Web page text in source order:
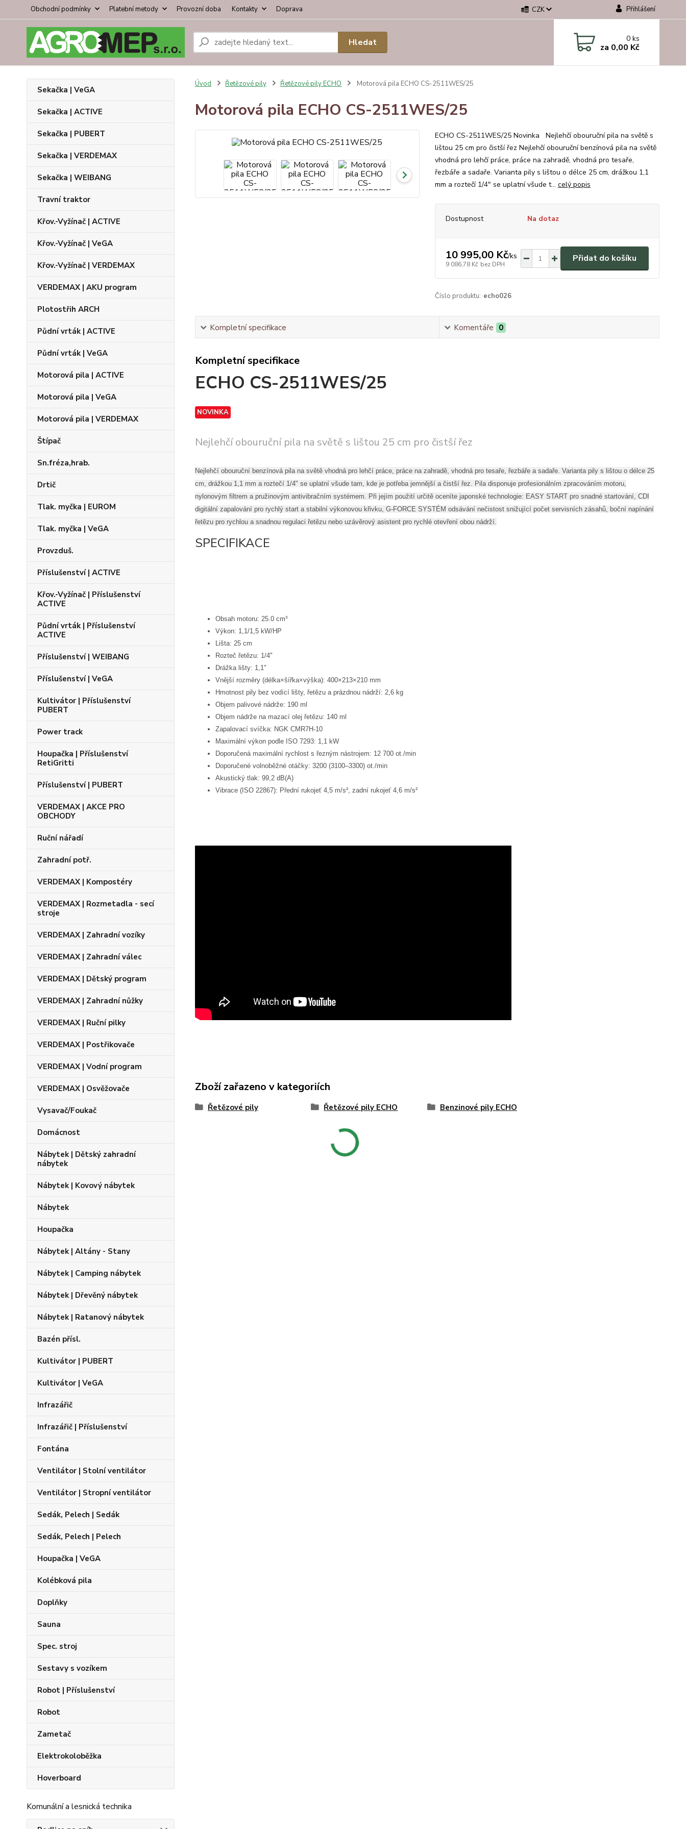
Obchodní podmínky Platební metody Provozní doba Kontakty Doprava CZK Přihlášení
Hledat 0ks
za 0,00 Kč
Sekačka | VeGA
Sekačka | ACTIVE
Sekačka | PUBERT
Sekačka | VERDEMAX
Sekačka | WEIBANG
Travní traktor
Křov.-Vyžínač | ACTIVE
Křov.-Vyžínač | VeGA
Křov.-Vyžínač | VERDEMAX
VERDEMAX | AKU program
Plotostřih ARCH
Půdní vrták | ACTIVE
Půdní vrták | VeGA
Motorová pila | ACTIVE
Motorová pila | VeGA
Motorová pila | VERDEMAX
Štípač
Sn.fréza,hrab.
Drtič
Tlak. myčka | EUROM
Tlak. myčka | VeGA
Provzduš.
Příslušenství | ACTIVE
Křov.-Vyžínač | Příslušenství
ACTIVE
Půdní vrták | Příslušenství
ACTIVE
Příslušenství | WEIBANG
Příslušenství | VeGA
Kultivátor | Příslušenství
PUBERT
Power track
Houpačka | Příslušenství
RetiGritti
Příslušenství | PUBERT
VERDEMAX | AKCE PRO
OBCHODY
Ruční nářadí
Zahradní potř.
VERDEMAX | Kompostéry
VERDEMAX | Rozmetadla - secí
stroje
VERDEMAX | Zahradní vozíky
VERDEMAX | Zahradní válec
VERDEMAX | Dětský program
VERDEMAX | Zahradní nůžky
VERDEMAX | Ruční pilky
VERDEMAX | Postřikovače
VERDEMAX | Vodní program
VERDEMAX | Osvěžovače
Vysavač/Foukač
Domácnost
Nábytek | Dětský zahradní
nábytek
Nábytek | Kovový nábytek
Nábytek
Houpačka
Nábytek | Altány - Stany
Nábytek | Camping nábytek
Nábytek | Dřevěný nábytek
Nábytek | Ratanový nábytek
Bazén přísl.
Kultivátor | PUBERT
Kultivátor | VeGA
Infrazářič
Infrazářič | Příslušenství
Fontána
Ventilátor | Stolní ventilátor
Ventilátor | Stropní ventilátor
Sedák, Pelech | Sedák
Sedák, Pelech | Pelech
Houpačka | VeGA
Kolébková pila
Doplňky
Sauna
Spec. stroj
Sestavy s vozíkem
Robot | Příslušenství
Robot
Zametač
Elektrokoloběžka
Hoverboard
Komunální a lesnická technika
Úvod Řetězové pily Řetězové pily ECHO Motorová pila ECHO CS-2511WES/25
Motorová pila ECHO CS-2511WES/25
ECHO CS-2511WES/25 Novinka Nejlehčí obouruční pila na světě s
lištou 25 cm pro čistší řez Nejlehčí obouruční benzínová pila na světě
vhodná pro lehčí práce, práce na zahradě, vhodná pro tesaře,
řezbáře a sadaře. Varianta pily s lištou o délce 25 cm, drážkou 1,1
mm a roztečí 1/4" se uplatní všude t... celý popis
Dostupnost Na dotaz
10 995,00 Kč/ks
9 086,78 Kč bez DPH
Přidat do košíku
Číslo produktu: echo026
Kompletní specifikace Komentáře 0
Kompletní specifikace
ECHO CS-2511WES/25
NOVINKA
Nejlehčí obouruční pila na světě s lištou 25 cm pro čistší řez
Nejlehčí obouruční benzínová pila na světě vhodná pro lehčí práce, práce na zahradě, vhodná pro tesaře, řezbáře a sadaře. Varianta pily s lištou o délce 25
cm, drážkou 1,1 mm a roztečí 1/4" se uplatní všude tam, kde je potřeba jemnější a čistší řez. Pila disponuje profesionálním zpracováním motoru,
nylonovým filtrem a pružinovým antivibračním systémem. Při jejím použití určitě oceníte japonské technologie: EASY START pro snadné startování, CDI
digitální zapalování pro rychlý start a stabilní výkonovou křivku, G-FORCE SYSTÉM odsávání nečistost snižující počet servisních zásahů, boční napínání
řetězu pro rychlou a snadnou regulaci řetězu nebo uzávěrový asistent pro rychlé otevření obou nádrží.
SPECIFIKACE
Obsah motoru: 25.0 cm³
Výkon: 1,1/1,5 kW/HP
Lišta: 25 cm
Rozteč řetězu: 1/4"
Drážka lišty: 1,1"
Vnější rozměry (délka×šířka×výška): 400×213×210 mm
Hmotnost pily bez vodící lišty, řetězu a prázdnou nádrží: 2,6 kg
Objem palivové nádrže: 190 ml
Objem nádrže na mazací olej řetězu: 140 ml
Zapalovací svíčka: NGK CMR7H-10
Maximální výkon podle ISO 7293: 1,1 kW
Doporučená maximální rychlost s řezným nástrojem: 12 700 ot./min
Doporučené volnoběžné otáčky: 3200 (3100–3300) ot./min
Akustický tlak: 99,2 dB(A)
Vibrace (ISO 22867): Přední rukojeť 4,5 m/s², zadní rukojeť 4,6 m/s²
Zboží zařazeno v kategoriích
Řetězové pily Řetězové pily ECHO Benzinové pily ECHO